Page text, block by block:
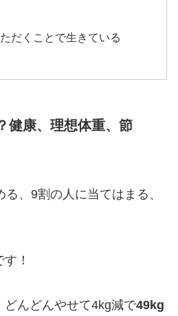
だくことで生きている
健康、理想体重、節
、9割の人に当てはまる、
！
んどんやせて4kg減で49kg